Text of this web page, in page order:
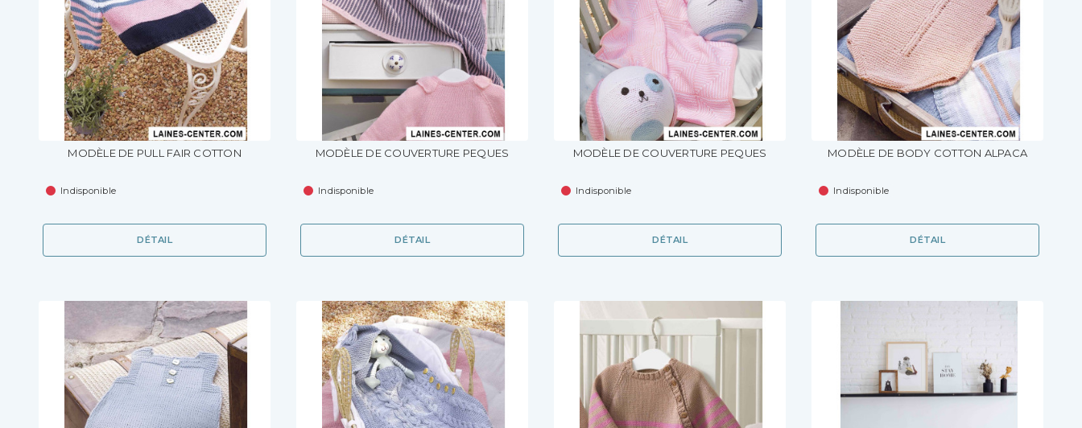
MODÈLE DE PULL FAIR COTTON
Indisponible
DÉTAIL
MODÈLE DE COUVERTURE PEQUES
Indisponible
DÉTAIL
MODÈLE DE COUVERTURE PEQUES
Indisponible
DÉTAIL
MODÈLE DE BODY COTTON ALPACA
Indisponible
DÉTAIL